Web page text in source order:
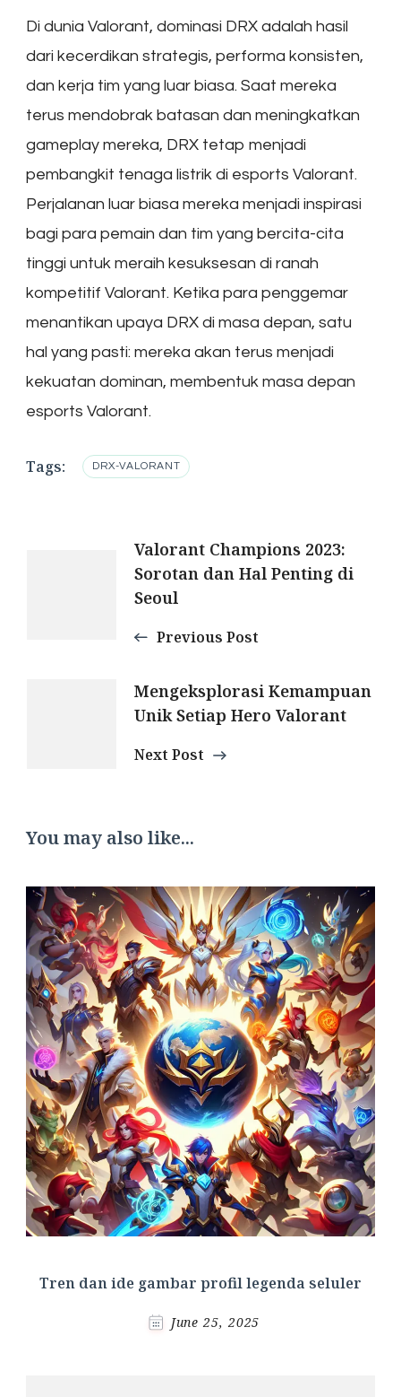
Di dunia Valorant, dominasi DRX adalah hasil
dari kecerdikan strategis, performa konsisten,
dan kerja tim yang luar biasa. Saat mereka
terus mendobrak batasan dan meningkatkan
gameplay mereka, DRX tetap menjadi
pembangkit tenaga listrik di esports Valorant.
Perjalanan luar biasa mereka menjadi inspirasi
bagi para pemain dan tim yang bercita-cita
tinggi untuk meraih kesuksesan di ranah
kompetitif Valorant. Ketika para penggemar
menantikan upaya DRX di masa depan, satu
hal yang pasti: mereka akan terus menjadi
kekuatan dominan, membentuk masa depan
esports Valorant.
Tags: DRX-VALORANT
Navigation
Valorant Champions 2023:
Sorotan dan Hal Penting di
Seoul
Previous Post
Mengeksplorasi Kemampuan
Unik Setiap Hero Valorant
Next Post
You may also like...
Tren dan ide gambar profil legenda seluler
June 25, 2025